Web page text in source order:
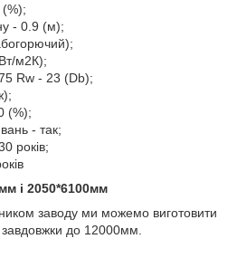
- 0.9 (м);
м2К);
Rw - 23 (Db);
(%);
- так;
років;
і 2050*6100мм
заводу ми можемо виготовити
до 12000мм.